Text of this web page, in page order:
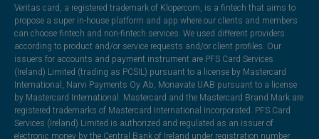
Veritas card, a registered trademark of Klopercom, is a fintech that aims to
propose a super in-house platform and app where our clients and members
can choose fintech and non-fintech services. We used different providers
according to product and/or service requests and/or client profiles. Our
issuers for accounts and payment instrument are PFS Card Services
(Ireland) Limited (trading as PCSIL) pursuant to a license by Mastercard
International, Narvi Payments Oy Ab, Monavate UAB pursuant to a license
by Mastercard International. Mastercard and the Mastercard Brand Mark are
registered trademarks of Mastercard International Incorporated. PFS Card
Services (Ireland) Limited is authorized and regulated as an issuer of
electronic money by the Central Bank of Ireland under registration number